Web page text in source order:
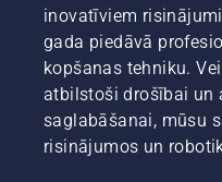
inovatīviem
gada piedāvā
kopšanas tehniku.
atbilstoši drošībai un
saglabāšanai, mūsu
risinājumos un